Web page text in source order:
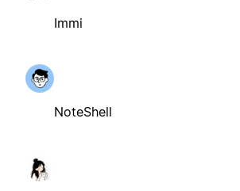
Immi
NoteShell